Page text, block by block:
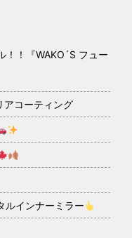
！！『WAKO´S フュー
アコーティング
ルインナーミラー